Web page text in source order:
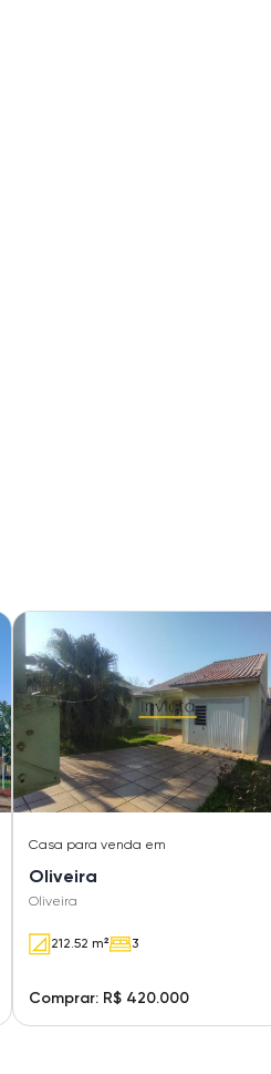
Casa para venda em
Oliveira
Oliveira
212.52 m² 3
Comprar: R$ 420.000